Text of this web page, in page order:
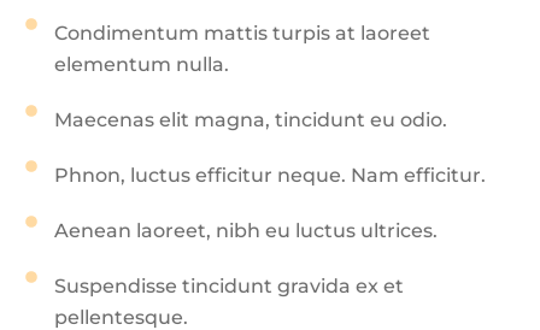
Condimentum mattis turpis at laoreet
elementum nulla.
Maecenas elit magna, tincidunt eu odio.
Phnon, luctus efficitur neque. Nam efficitur.
Aenean laoreet, nibh eu luctus ultrices.
Suspendisse tincidunt gravida ex et
pellentesque.